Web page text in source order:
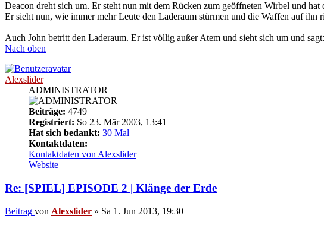
Deacon dreht sich um. Er steht nun mit dem Rücken zum geöffneten Wirbel und hat
Er sieht nun, wie immer mehr Leute den Laderaum stürmen und die Waffen auf ihn
Auch John betritt den Laderaum. Er ist völlig außer Atem und sieht sich um und sagt:
Nach oben
Alexslider
ADMINISTRATOR
Beiträge: 4749
Registriert: So 23. Mär 2003, 13:41
Hat sich bedankt: 30 Mal
Kontaktdaten:
Kontaktdaten von Alexslider
Website
Re: [SPIEL] EPISODE 2 | Klänge der Erde
Beitrag von Alexslider » Sa 1. Jun 2013, 19:30